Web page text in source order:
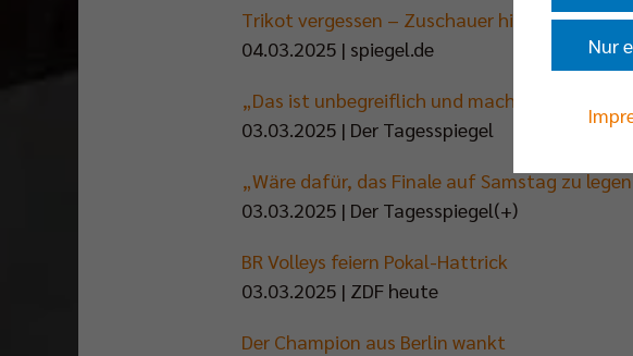
Trikot vergessen – Zuschauer hilft
04.03.2025 | spiegel.de
„Das ist unbegreiflich und macht einfach
03.03.2025 | Der Tagesspiegel
„Wäre dafür, das Finale auf Samstag zu
03.03.2025 | Der Tagesspiegel(+)
BR Volleys feiern Pokal-Hattrick
03.03.2025 | ZDF heute
Der Champion aus Berlin wankt
Nur